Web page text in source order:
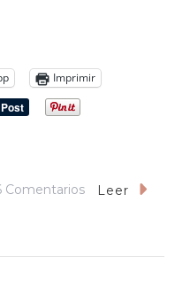
Imprimir
ComentariosEnLeer